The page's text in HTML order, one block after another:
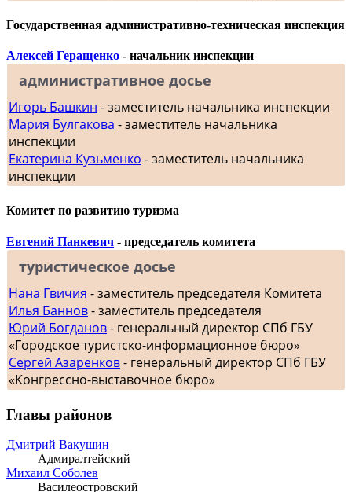
Государственная административно-техническая инспекция
Алексей Геращенко - начальник инспекции
административное досье
Игорь Башкин - заместитель начальника инспекции
Мария Булгакова - заместитель начальника
инспекции
Екатерина Кузьменко - заместитель начальника
инспекции
Комитет по развитию туризма
Евгений Панкевич - председатель комитета
туристическое досье
Нана Гвичия - заместитель председателя Комитета
Илья Баннов- заместитель председателя
Юрий Богданов- генеральный директор СПб ГБУ
«Городское туристско-информационное бюро»
Сергей Азаренков- генеральный директор СПб ГБУ
«Конгрессно-выставочное бюро»
Главы районов
Дмитрий Вакушин
Адмиралтейский
Михаил Соболев
Василеостровский